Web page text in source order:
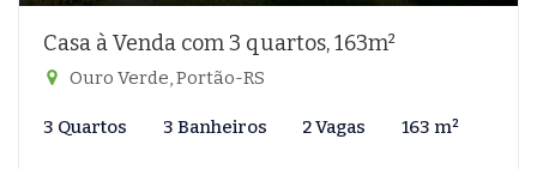
Casa à Venda com 3 quartos, 163m²
Ouro Verde, Portão-RS
3 Quartos 3 Banheiros 2 Vagas 163 m²